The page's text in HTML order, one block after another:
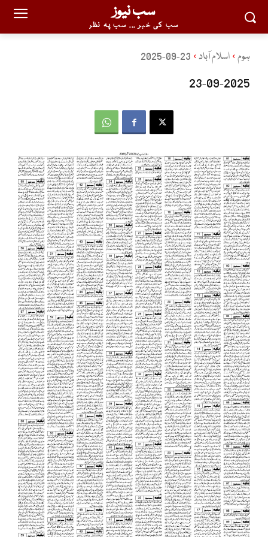
سب نیوز
سب کی خبر ... سب پہ نظر
ہوم اسلام آباد 23-09-2025
23-09-2025